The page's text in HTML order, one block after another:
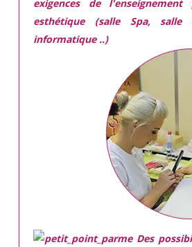
exigencesde l'enseignement
esthétique (salle Spa,
informatique ..)
Des